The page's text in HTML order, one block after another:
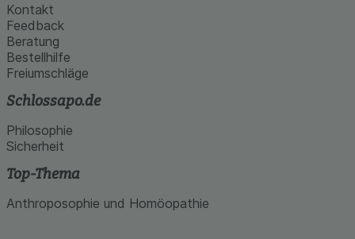
Kontakt
Feedback
Beratung
Bestellhilfe
Freiumschläge
Schlossapo.de
Philosophie
Sicherheit
Top-Thema
Anthroposophie und Homöopathie